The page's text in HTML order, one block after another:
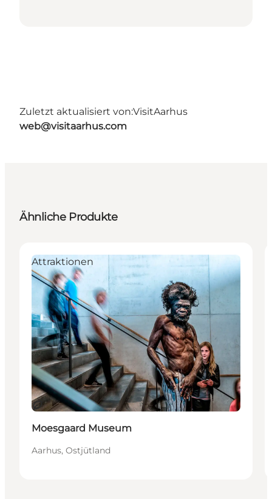
Zuletzt aktualisiert von:VisitAarhus
web@visitaarhus.com
Ähnliche Produkte
Nachhaltig
Attraktionen
Moesgaard Museum
Aarhus, Ostjütland